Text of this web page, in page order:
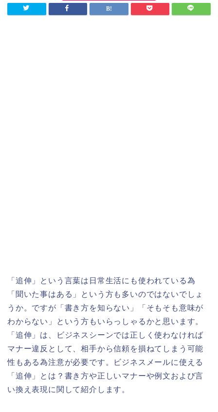
「追伸」という言葉は日常生活にも使われている為
「聞いた事はある」という方も多いのではないでしょ
うか。ですが「書き方を知らない」「そもそも意味が
わからない」という方もいらっしゃるかと思います。
「追伸」は、ビジネスシーンでは正しく使わなければ
マナー違反として、相手から信頼を損ねてしまう可能
性もある為注意が必要です。ビジネスメールに使える
「追伸」とは？書き方や正しいマナーや例文および言
い換え表現に関して紹介します。